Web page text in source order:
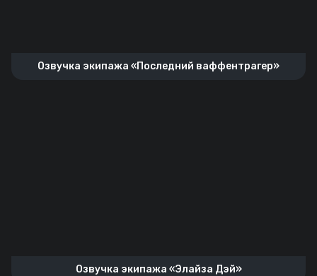
Озвучка экипажа «Последний ваффентрагер»
Озвучка экипажа «Элайза Дэй»